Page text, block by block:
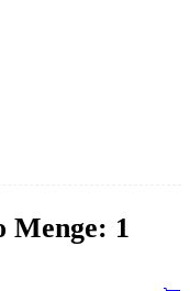
Menge: 1